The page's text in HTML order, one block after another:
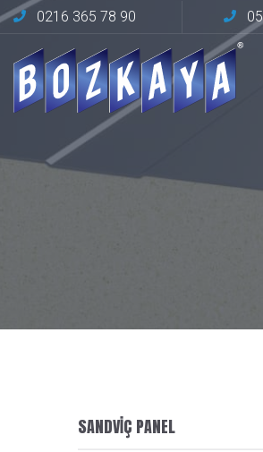
0216 365 78 90
SANDVIÇ PANEL